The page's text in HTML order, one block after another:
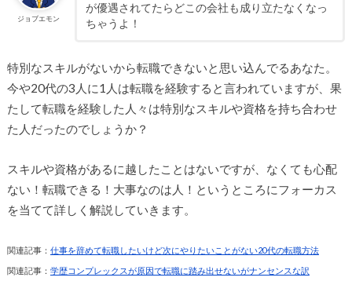
ジョブエモン
が優遇されてたらどこの会社も成り立たなくなっ
ちゃうよ！
特別なスキルがないから転職できないと思い込んでるあなた。
今や20代の3人に1人は転職を経験すると言われていますが、果
たして転職を経験した人々は特別なスキルや資格を持ち合わせ
た人だったのでしょうか？
スキルや資格があるに越したことはないですが、なくても心配
ない！転職できる！大事なのは人！というところにフォーカス
を当てて詳しく解説していきます。
関連記事： 仕事を辞めて転職したいけど次にやりたいことがない20代の転職方法
関連記事： 学歴コンプレックスが原因で転職に踏み出せないがナンセンスな訳